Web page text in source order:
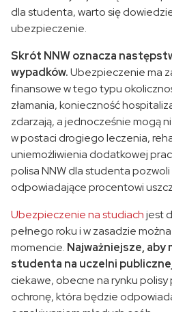
dla studenta, warto się
ubezpieczenie.
Skrót NNW oznacza
wypadków.Ubezpieczenie ma
finansowe w tego typu
złamania, konieczność
zdarzają, a jednocześnie mogą
w postaci drogiego leczenia,
uniemożliwienia dodatkowej
polisa NNW dla studenta
odpowiadające procentowi
Ubezpieczenie na studiachjest
pełnego roku i w zasadzie
momencie. Najważniejsze,
studenta na uczelni
ciekawe, obecne na rynku
ochronę, która będzie